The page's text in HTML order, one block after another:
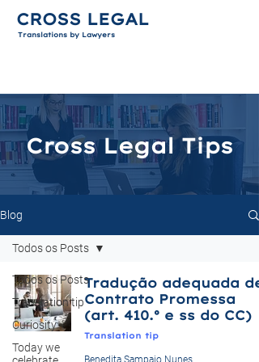
Translations by Lawyers
CROSS LEGAL
Cross Legal Tips
Blog
Todos os Posts
Translation tip
Curiosity
Today we
Todos os Posts
Tradução adequada de
Contrato Promessa
(art. 410.º e ss do CC)
Translation tip
Benedita Sampaio Nunes